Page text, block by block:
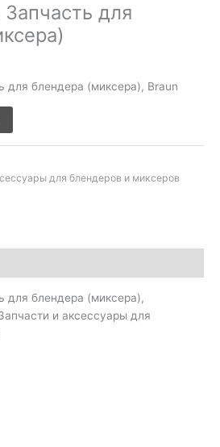
для
для блендера (миксера), Braun
для блендеров и миксеров
для блендера (миксера),
и аксессуары для